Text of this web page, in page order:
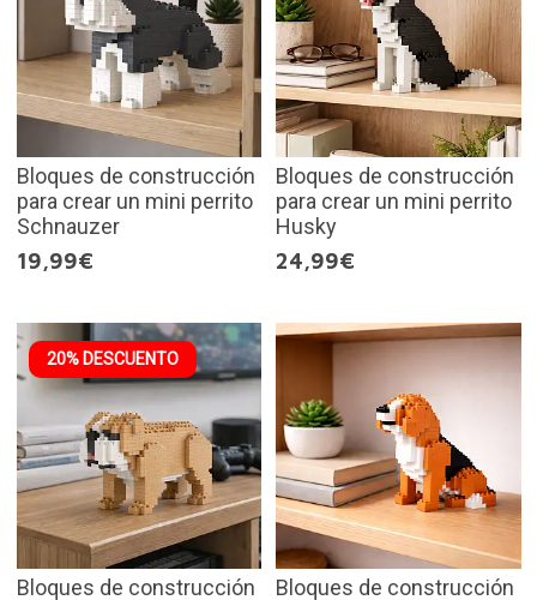
Bloques de construcción
para crear un mini perrito
Schnauzer
19,99€
Bloques de construcción
para crear un mini perrito
Husky
24,99€
20% DESCUENTO
Bloques de construcción
Bloques de construcción